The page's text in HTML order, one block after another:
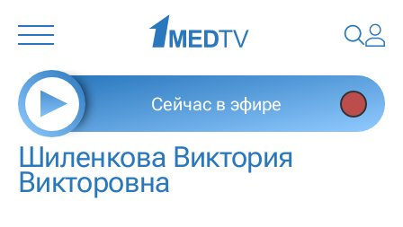
Сейчас в эфире
Шиленкова Виктория
Викторовна